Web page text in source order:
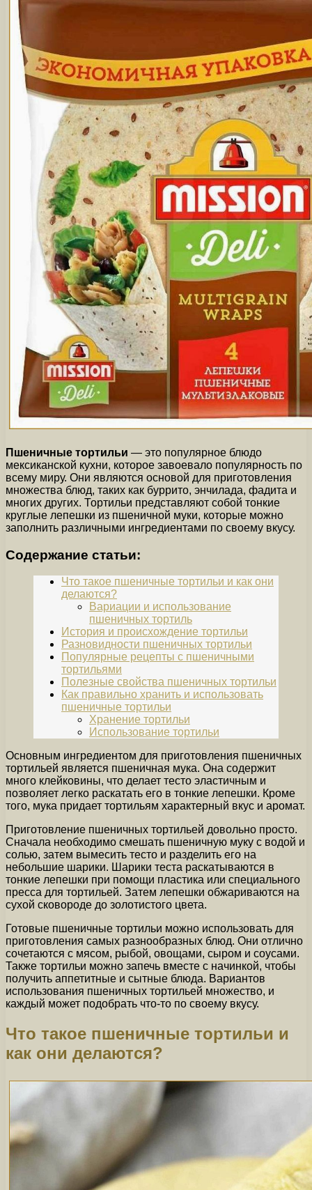
Пшеничные тортильи — это популярное блюдо
мексиканской кухни, которое завоевало популярность по
всему миру. Они являются основой для приготовления
множества блюд, таких как буррито, энчилада, фадита и
многих других. Тортильи представляют собой тонкие
круглые лепешки из пшеничной муки, которые можно
заполнить различными ингредиентами по своему вкусу.
Содержание статьи:
Что такое пшеничные тортильи и как они
делаются?
Вариации и использование
пшеничных тортиль
История и происхождение тортильи
Разновидности пшеничных тортильи
Популярные рецепты с пшеничными
тортильями
Полезные свойства пшеничных тортильи
Как правильно хранить и использовать
пшеничные тортильи
Хранение тортильи
Использование тортильи
Основным ингредиентом для приготовления пшеничных
тортильей является пшеничная мука. Она содержит
много клейковины, что делает тесто эластичным и
позволяет легко раскатать его в тонкие лепешки. Кроме
того, мука придает тортильям характерный вкус и аромат.
Приготовление пшеничных тортильей довольно просто.
Сначала необходимо смешать пшеничную муку с водой и
солью, затем вымесить тесто и разделить его на
небольшие шарики. Шарики теста раскатываются в
тонкие лепешки при помощи пластика или специального
пресса для тортильей. Затем лепешки обжариваются на
сухой сковороде до золотистого цвета.
Готовые пшеничные тортильи можно использовать для
приготовления самых разнообразных блюд. Они отлично
сочетаются с мясом, рыбой, овощами, сыром и соусами.
Также тортильи можно запечь вместе с начинкой, чтобы
получить аппетитные и сытные блюда. Вариантов
использования пшеничных тортильей множество, и
каждый может подобрать что-то по своему вкусу.
Что такое пшеничные тортильи и
как они делаются?